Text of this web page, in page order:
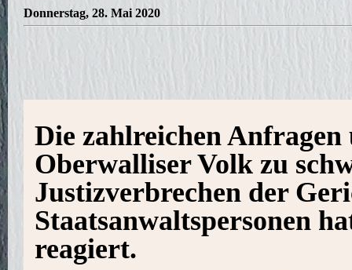
Donnerstag, 28. Mai 2020
Die zahlreichen Anfragen
Oberwalliser Volk zu
Justizverbrechen der
Staatsanwaltspersonen
reagiert.